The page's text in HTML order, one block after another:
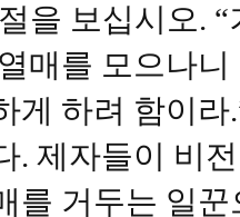
을 보십시오.
매를 모으나
게 하려 함이라
. 제자들이 비
를 거두는 일